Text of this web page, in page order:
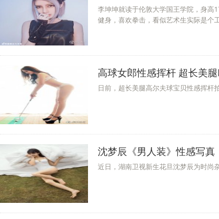
李坤坤就读于伦敦大学国王学院，身高
健身，喜欢拳击，看似艺术生实际是个
高球女郎性感挥杆 超长美
日前，超长美腿高尔夫球宝贝性感挥杆
沈梦辰《男人装》性感写真
近日，湖南卫视新生花旦沈梦辰为时尚